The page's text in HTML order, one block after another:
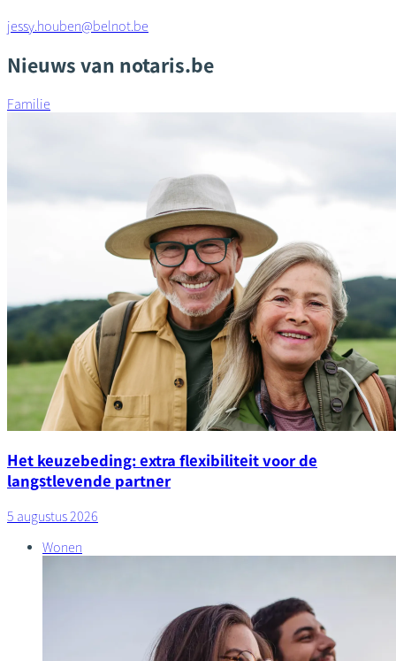
jessy.houben@belnot.be
Nieuws van notaris.be
Familie
Het keuzebeding: extra flexibiliteit voor de
langstlevende partner
5 augustus 2026
Wonen